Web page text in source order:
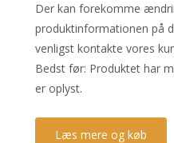
Der kan forekomme
produktinformationen på
venligst kontakte vores
Bedst før: Produktet har
er oplyst.
Læs mere og køb